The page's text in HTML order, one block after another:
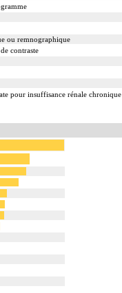
ou remnographique
contraste
pour insuffisance rénale chronique